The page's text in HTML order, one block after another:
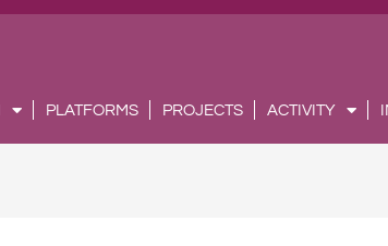
PLATFORMS PROJECTS ACTIVITY